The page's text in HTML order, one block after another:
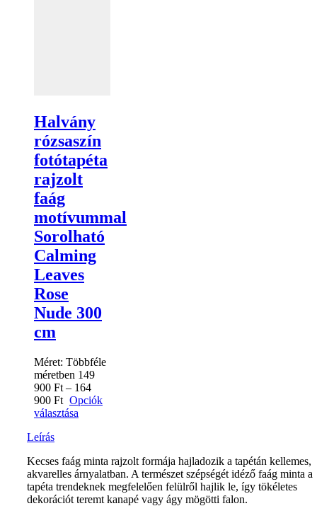
Halvány
rózsaszín
fotótapéta
rajzolt
faág
motívummal
Sorolható
Calming
Leaves
Rose
Nude 300
cm
Méret: Többféle
méretben 149
900 Ft – 164
900 Ft Opciók
választása
Leírás
Kecses faág minta rajzolt formája hajladozik a tapétán kellemes,
akvarelles árnyalatban. A természet szépségét idéző faág minta a
tapéta trendeknek megfelelően felülről hajlik le, így tökéletes
dekorációt teremt kanapé vagy ágy mögötti falon.